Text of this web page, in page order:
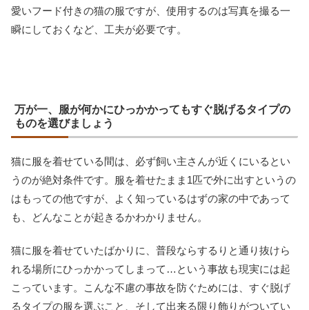
愛いフード付きの猫の服ですが、使用するのは写真を撮る一
瞬にしておくなど、工夫が必要です。
万が一、服が何かにひっかかってもすぐ脱げるタイプの
ものを選びましょう
猫に服を着せている間は、必ず飼い主さんが近くにいるとい
うのが絶対条件です。服を着せたまま1匹で外に出すというの
はもっての他ですが、よく知っているはずの家の中であって
も、どんなことが起きるかわかりません。
猫に服を着せていたばかりに、普段ならするりと通り抜けら
れる場所にひっかかってしまって…という事故も現実には起
こっています。こんな不慮の事故を防ぐためには、すぐ脱げ
るタイプの服を選ぶこと、そして出来る限り飾りがついてい